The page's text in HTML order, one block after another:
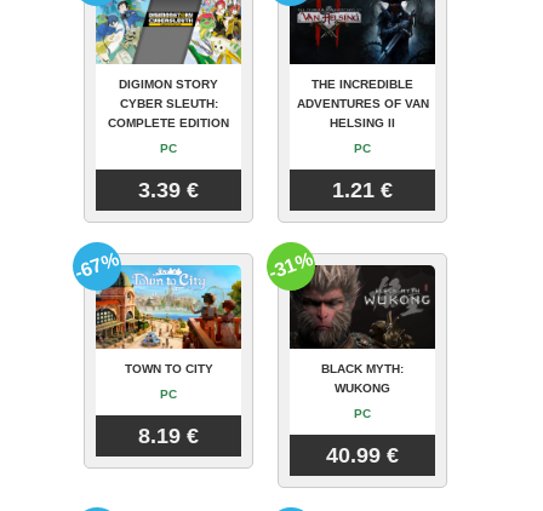
DIGIMON STORY
CYBER SLEUTH:
COMPLETE EDITION
PC
3.39 €
THE INCREDIBLE
ADVENTURES OF VAN
HELSING II
PC
1.21 €
TOWN TO CITY
PC
8.19 €
-67%
BLACK MYTH:
WUKONG
PC
40.99 €
-31%